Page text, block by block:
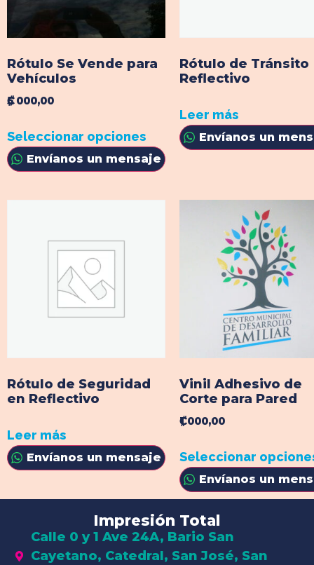
Rótulo Se Vende para
Vehículos
₡5 000,00
Seleccionar opciones
Envíanos un mensaje
Rótulo de Tránsito
Reflectivo
Leer más
Envíanos un
Rótulo de Seguridad
en Reflectivo
Leer más
Envíanos un mensaje
Vinil Adhesivo de
Corte para Pared
₡1 000,00
Seleccionar
Envíanos un
Impresión Total
Calle 0 y 1 Ave 24A, Bario San
Cayetano, Catedral, San José, San